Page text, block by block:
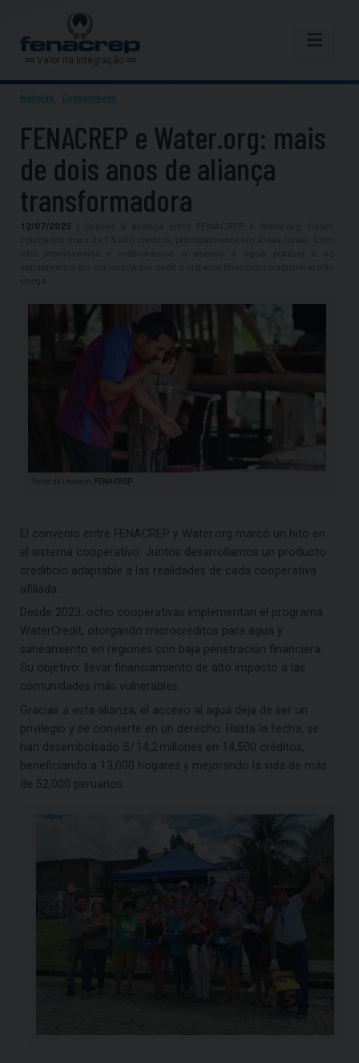
Valor na integração
Notícias Cooperativas
FENACREP e Water.org: mais
de dois anos de aliança
transformadora
12/07/2025
Fonte da Imagem: FENACREP
El convenio entre FENACREP y Water.org marcó un hito en
el sistema cooperativo. Juntos desarrollamos un producto
crediticio adaptable a las realidades de cada cooperativa
afiliada.
Desde 2023, ocho cooperativas implementan el programa
WaterCredit, otorgando microcréditos para agua y
saneamiento en regiones con baja penetración financiera.
Su objetivo: llevar financiamiento de alto impacto a las
comunidades más vulnerables.
Gracias a esta alianza, el acceso al agua deja de ser un
privilegio y se convierte en un derecho. Hasta la fecha, se
han desembolsado S/ 14,2 millones en 14,500 créditos,
beneficiando a 13,000 hogares y mejorando la vida de más
de 52,000 peruanos.